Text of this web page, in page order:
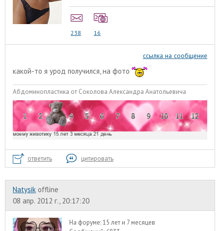
238 16
ссылка на сообщение
какой-то я урод получился, на фото
Абдоминопластика от Соколова Александра Анатольевича
ответить цитировать
Natysik offline
08 апр. 2012 г., 20:17:20
На форуме:15 лет и 7 месяцев